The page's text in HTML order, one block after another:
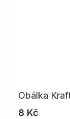
Obálka
8 Kč